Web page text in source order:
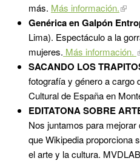
más. Más información.
Genérica en Galpón
Lima). Espectáculo a la
mujeres. Más información.
SACANDO LOS
fotografía y género a cargo
Cultural de España en
EDITATONA SOBRE
Nos juntamos para
que Wikipedia proporciona
el arte y la cultura.